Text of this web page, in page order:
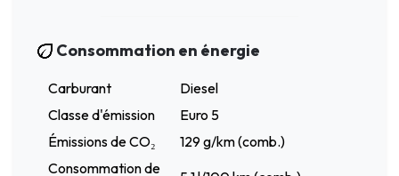
Consommation en énergie
Carburant
Diesel
Classe d'émission
Euro 5
Émissions de CO₂
129 g/km (comb.)
Consommation de